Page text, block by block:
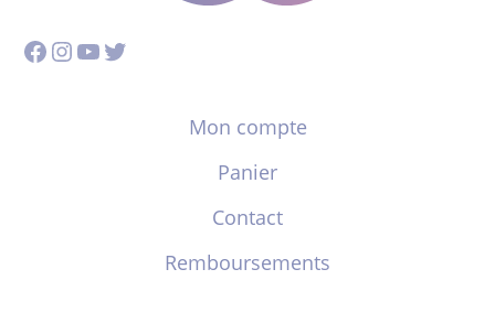
Facebook
Instagram
YouTube
Twitter
Mon compte
Panier
Contact
Remboursements